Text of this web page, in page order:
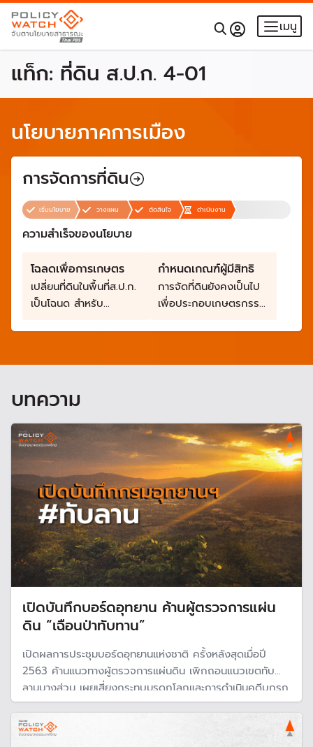
เมนู
แท็ก: ที่ดิน ส.ป.ก. 4-01
นโยบายภาคการเมือง
การจัดการที่ดิน
เริ่มนโยบาย วางแผน ตัดสินใจ ดำเนินงาน
ความสำเร็จของนโยบาย
โฉลดเพื่อการเกษตร
เปลี่ยนที่ดินในพื้นที่ส.ป.ก.
เป็นโฉนด สำหรับ
กำหนดเกณฑ์ผู้มีสิทธิ
การจัดที่ดินยังคงเป็นไป
เพื่อประกอบเกษตรกรรม
สัดส่วนที่ ส.ป.ก. กำหนด
สามารถใช้ค้ำประกันเงินกู้
กับสถาบันการเงินได้ทุก
แห่ง โดยเฉพาะสถาบัน
การเงินของรัฐ ต้องถือ
ครอง ส.ป.ก. 4-01 และ
ทำประโยชน์มาไม่น้อยกว่า
5 ปี
บทความ
เปิดบันทึกบอร์ดอุทยาน ค้านผู้ตรวจการแผ่น
ดิน “เฉือนป่าทับทาน”
เปิดผลการประชุมบอร์ดอุทยานแห่งชาติ ครั้งหลังสุดเมื่อปี
2563 ค้านแนวทางผู้ตรวจการแผ่นดิน เพิกถอนแนวเขตทับ
ลานบางส่วน เผยเสี่ยงกระทบมรดกโลกและการดำเนินคดีบุกรุก
ป่า โดยเฉพาะพวกนายทุนกลุ่มรีสอร์ทและโรงแรม เทียบความ
แตกต่างพื้นที่อุทยานจากแผนที่ 3 ฉบับ หากใช้ One Map ผืน
ป่าทับลานจะเหลือราว 1.1 ล้านไร่